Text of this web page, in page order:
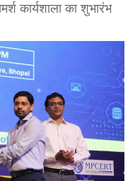
कार्यशाला का शुभारंभ